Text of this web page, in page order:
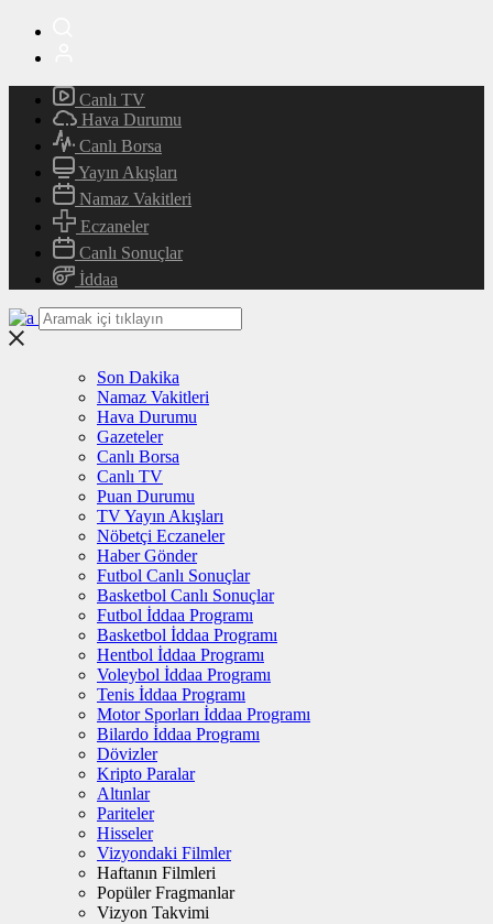
Canlı TV
Hava Durumu
Canlı Borsa
Yayın Akışları
Namaz Vakitleri
Eczaneler
Canlı Sonuçlar
İddaa
Son Dakika
Namaz Vakitleri
Hava Durumu
Gazeteler
Canlı Borsa
Canlı TV
Puan Durumu
TV Yayın Akışları
Nöbetçi Eczaneler
Haber Gönder
Futbol Canlı Sonuçlar
Basketbol Canlı Sonuçlar
Futbol İddaa Programı
Basketbol İddaa Programı
Hentbol İddaa Programı
Voleybol İddaa Programı
Tenis İddaa Programı
Motor Sporları İddaa Programı
Bilardo İddaa Programı
Dövizler
Kripto Paralar
Altınlar
Pariteler
Hisseler
Vizyondaki Filmler
Haftanın Filmleri
Popüler Fragmanlar
Vizyon Takvimi